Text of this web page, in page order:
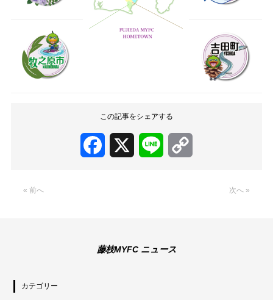
この記事をシェアする
Facebook Line
« 前へ 次へ »
藤枝MYFC ニュース
カテゴリー